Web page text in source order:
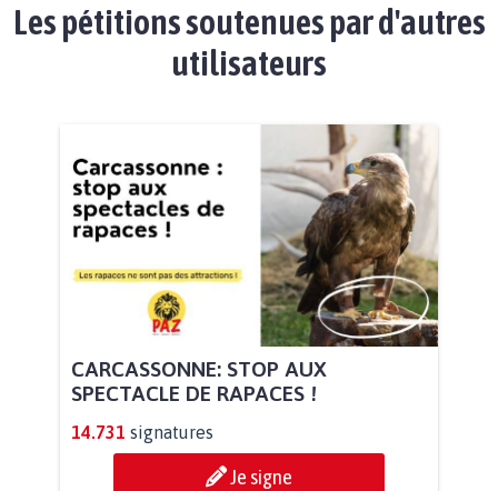
Les pétitions soutenues par d'autres
utilisateurs
CARCASSONNE: STOP AUX
SPECTACLE DE RAPACES !
14.731 signatures
Je signe